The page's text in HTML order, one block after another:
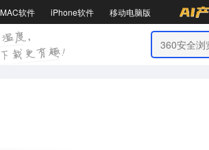
MAC软件 iPhone软件 移动电脑版